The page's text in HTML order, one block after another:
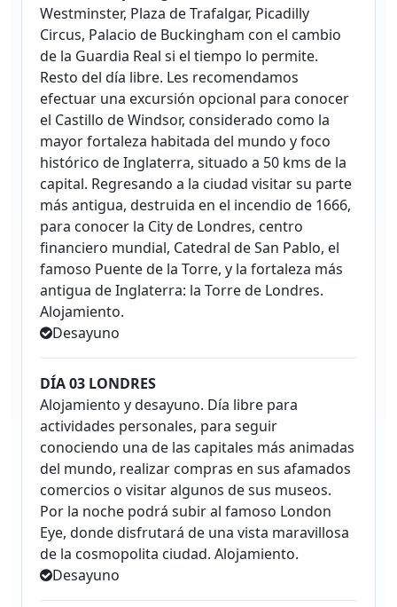
Westminster, Plaza de Trafalgar, Picadilly
Circus, Palacio de Buckingham con el cambio
de la Guardia Real si el tiempo lo permite.
Resto del día libre. Les recomendamos
efectuar una excursión opcional para conocer
el Castillo de Windsor, considerado como la
mayor fortaleza habitada del mundo y foco
histórico de Inglaterra, situado a 50 kms de la
capital. Regresando a la ciudad visitar su parte
más antigua, destruida en el incendio de 1666,
para conocer la City de Londres, centro
financiero mundial, Catedral de San Pablo, el
famoso Puente de la Torre, y la fortaleza más
antigua de Inglaterra: la Torre de Londres.
Alojamiento.
Desayuno
DÍA 03 LONDRES
Alojamiento y desayuno. Día libre para
actividades personales, para seguir
conociendo una de las capitales más animadas
del mundo, realizar compras en sus afamados
comercios o visitar algunos de sus museos.
Por la noche podrá subir al famoso London
Eye, donde disfrutará de una vista maravillosa
de la cosmopolita ciudad. Alojamiento.
Desayuno